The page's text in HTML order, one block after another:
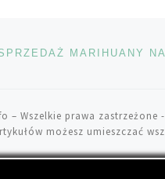
– Wszelkie prawa zastrzeżone
możesz umieszczać